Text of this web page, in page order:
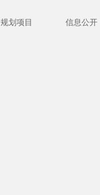
规划项目 信息公开